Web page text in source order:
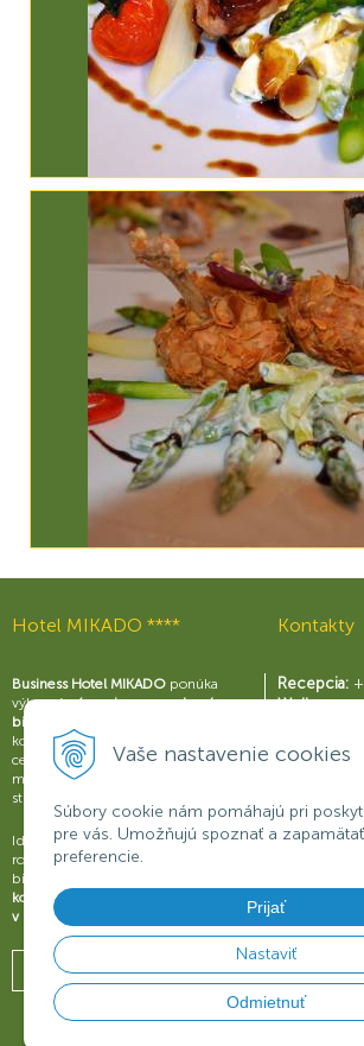
Vaše nastavenie cookies
Súbory cookie nám pomáhajú pri
pre vás. Umožňujú spoznať a
preferencie.
Prijať
Nastaviť
Odmietnuť
Hotel MIKADO ****
Business Hotel MIKADO ponúka
výbornézázemie pre moderný
biznis
konferenčnými sálami a business
centrom, širokou škálou služieb a
možnosťami na relax a príjemné
strávenie voľného času.
Ideálne miesto na obchodné
rokovania, konferencie, semináre či
biznisové prezentácie.
komfort a oddych pre váš úspech
v biznise
Kontakty
Recepcia:
Wellness
Reštaurácia